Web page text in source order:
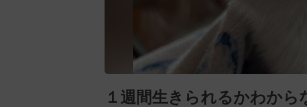
１週間生きられるかわから